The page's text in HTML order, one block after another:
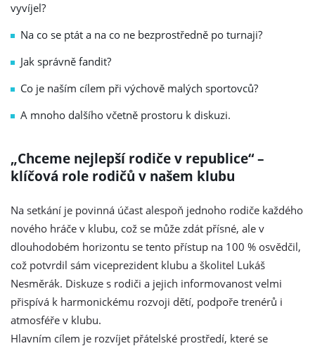
vyvíjel?
Na co se ptát a na co ne bezprostředně po turnaji?
Jak správně fandit?
Co je naším cílem při výchově malých sportovců?
A mnoho dalšího včetně prostoru k diskuzi.
„Chceme nejlepší rodiče v republice“ –
klíčová role rodičů v našem klubu
Na setkání je povinná účast alespoň jednoho rodiče každého
nového hráče v klubu, což se může zdát přísné, ale v
dlouhodobém horizontu se tento přístup na 100 % osvědčil,
což potvrdil sám viceprezident klubu a školitel Lukáš
Nesměrák. Diskuze s rodiči a jejich informovanost velmi
přispívá k harmonickému rozvoji dětí, podpoře trenérů i
atmosféře v klubu.
Hlavním cílem je rozvíjet přátelské prostředí, které se